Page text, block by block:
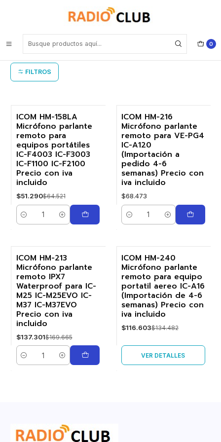
0
Micrófono parlante remoto ICOM
Micrófono parlante remoto ICOM
FILTROS
-21%
ICOM HM-158LA
Micrófono parlante
remoto para
equipos portátiles
IC-F4003 IC-F3003
IC-F1100 IC-F2100
Precio con iva
incluido
$51.290$64.521
Cantidad
ICOM HM-216
Micrófono parlante
remoto para VE-PG4
IC-A120
(Importación a
pedido 4-6
semanas) Precio con
iva incluido
$68.473
Cantidad
-19%
ICOM HM-213
Micrófono parlante
remoto IPX7
Waterproof para IC-
M25 IC-M25EVO IC-
M37 IC-M37EVO
Precio con iva
incluido
$137.301$169.665
Cantidad
-13%
Agotado
ICOM HM-240
Micrófono parlante
remoto para equipo
portatil aereo IC-A16
(Importación de 4-6
semanas) Precio con
iva incluido
$116.603$134.482
VER DETALLES